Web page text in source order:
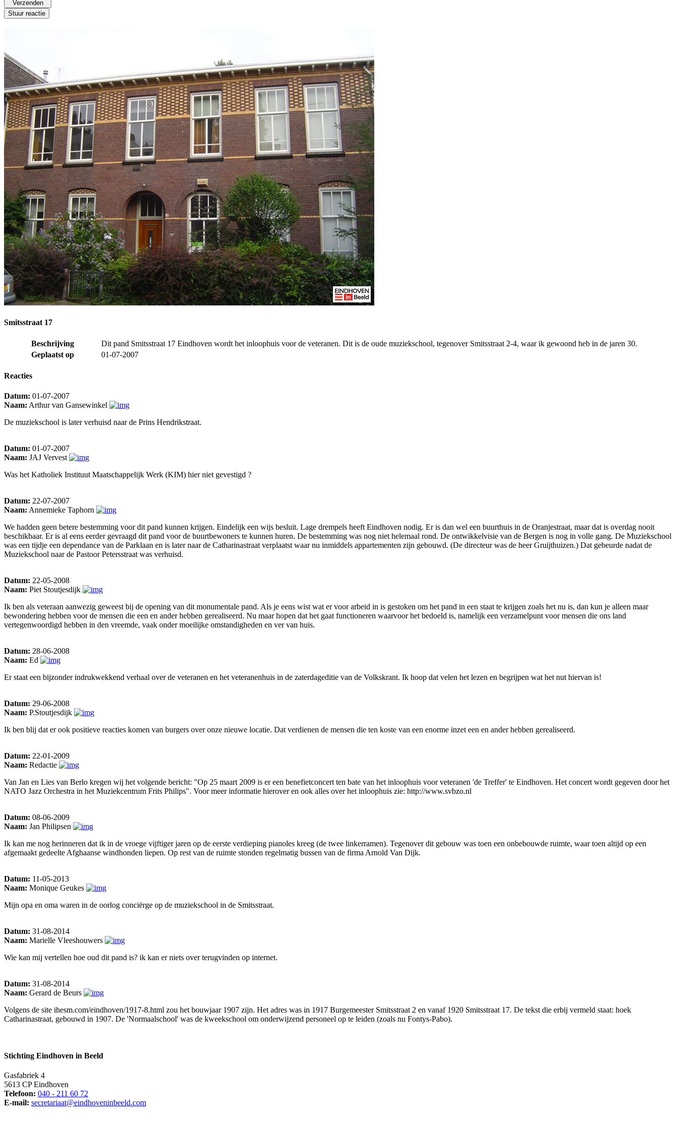
Smitsstraat 17
Beschrijving
Dit pand Smitsstraat 17 Eindhoven wordt het inloophuis voor de veteranen. Dit is de oude muziekschool, tegenover Smitsstraat 2-4, waar ik gewoond heb in de jaren 30.
Geplaatst op
01-07-2007
Reacties
Datum: 01-07-2007
Naam: Arthur van Gansewinkel
De muziekschool is later verhuisd naar de Prins Hendrikstraat.
Datum: 01-07-2007
Naam: JAJ Vervest
Was het Katholiek Instituut Maatschappelijk Werk (KIM) hier niet gevestigd ?
Datum: 22-07-2007
Naam: Annemieke Taphorn
We hadden geen betere bestemming voor dit pand kunnen krijgen. Eindelijk een wijs besluit. Lage drempels heeft Eindhoven nodig. Er is dan wel een buurthuis in de Oranjestraat, maar dat is overdag nooit
beschikbaar. Er is al eens eerder gevraagd dit pand voor de buurtbewoners te kunnen huren. De bestemming was nog niet helemaal rond. De ontwikkelvisie van de Bergen is nog in volle gang. De Muziekschool
was een tijdje een dependance van de Parklaan en is later naar de Catharinastraat verplaatst waar nu inmiddels appartementen zijn gebouwd. (De directeur was de heer Gruijthuizen.) Dat gebeurde nadat de
Muziekschool naar de Pastoor Petersstraat was verhuisd.
Datum: 22-05-2008
Naam: Piet Stoutjesdijk
Ik ben als veteraan aanwezig geweest bij de opening van dit monumentale pand. Als je eens wist wat er voor arbeid in is gestoken om het pand in een staat te krijgen zoals het nu is, dan kun je alleen maar
bewondering hebben voor de mensen die een en ander hebben gerealiseerd. Nu maar hopen dat het gaat functioneren waarvoor het bedoeld is, namelijk een verzamelpunt voor mensen die ons land
vertegenwoordigd hebben in den vreemde, vaak onder moeilijke omstandigheden en ver van huis.
Datum: 28-06-2008
Naam: Ed
Er staat een bijzonder indrukwekkend verhaal over de veteranen en het veteranenhuis in de zaterdageditie van de Volkskrant. Ik hoop dat velen het lezen en begrijpen wat het nut hiervan is!
Datum: 29-06-2008
Naam: P.Stoutjesdijk
Ik ben blij dat er ook positieve reacties komen van burgers over onze nieuwe locatie. Dat verdienen de mensen die ten koste van een enorme inzet een en ander hebben gerealiseerd.
Datum: 22-01-2009
Naam: Redactie
Van Jan en Lies van Berlo kregen wij het volgende bericht: "Op 25 maart 2009 is er een benefietconcert ten bate van het inloophuis voor veteranen 'de Treffer' te Eindhoven. Het concert wordt gegeven door het
NATO Jazz Orchestra in het Muziekcentrum Frits Philips". Voor meer informatie hierover en ook alles over het inloophuis zie: http://www.svbzo.nl
Datum: 08-06-2009
Naam: Jan Philipsen
Ik kan me nog herinneren dat ik in de vroege vijftiger jaren op de eerste verdieping pianoles kreeg (de twee linkerramen). Tegenover dit gebouw was toen een onbebouwde ruimte, waar toen altijd op een
afgemaakt gedeelte Afghaanse windhonden liepen. Op rest van de ruimte stonden regelmatig bussen van de firma Arnold Van Dijk.
Datum: 11-05-2013
Naam: Monique Geukes
Mijn opa en oma waren in de oorlog conciërge op de muziekschool in de Smitsstraat.
Datum: 31-08-2014
Naam: Marielle Vleeshouwers
Wie kan mij vertellen hoe oud dit pand is? ik kan er niets over terugvinden op internet.
Datum: 31-08-2014
Naam: Gerard de Beurs
Volgens de site ihesm.com/eindhoven/1917-8.html zou het bouwjaar 1907 zijn. Het adres was in 1917 Burgemeester Smitsstraat 2 en vanaf 1920 Smitsstraat 17. De tekst die erbij vermeld staat: hoek
Catharinastraat, gebouwd in 1907. De 'Normaalschool' was de kweekschool om onderwijzend personeel op te leiden (zoals nu Fontys-Pabo).
Stichting Eindhoven in Beeld
Gasfabriek 4
5613 CP Eindhoven
Telefoon: 040 - 211 60 72
E-mail: secretariaat@eindhoveninbeeld.com